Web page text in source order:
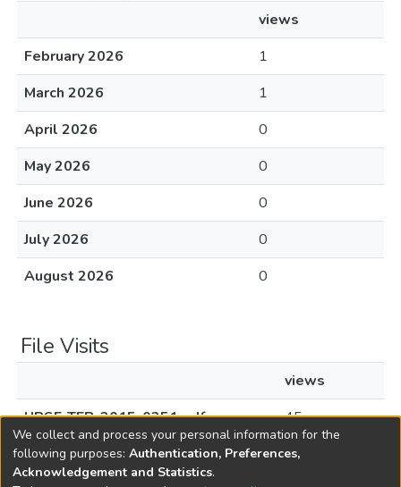
views
February 2026
1
March 2026
1
April 2026
0
May 2026
0
June 2026
0
July 2026
0
August 2026
0
File Visits
views
UPSE-TEB-2015-0251.pdf
45
We collect and process your personal information for the
following purposes: Authentication, Preferences,
Acknowledgement and Statistics.